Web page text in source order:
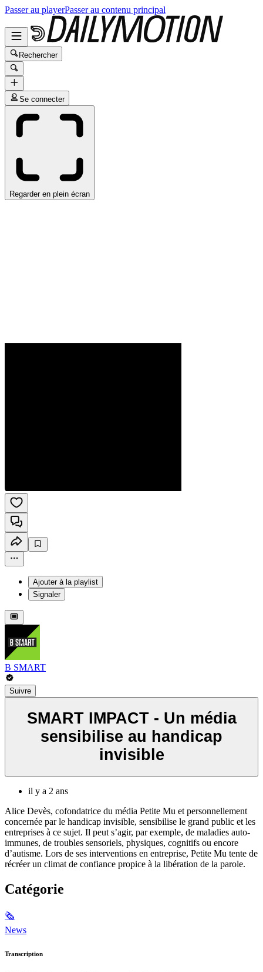
Passer au playerPasser au contenu principal
Rechercher
Se connecter
Regarder en plein écran
Ajouter à la playlist
Signaler
B SMART
Suivre
SMART IMPACT - Un média
sensibilise au handicap
invisible
il y a 2 ans
Alice Devès, cofondatrice du média Petite Mu et personnellement
concernée par le handicap invisible, sensibilise le grand public et les
entreprises à ce sujet. Il peut s’agir, par exemple, de maladies auto-
immunes, de troubles sensoriels, physiques, cognitifs ou encore
d’autisme. Lors de ses interventions en entreprise, Petite Mu tente de
récréer un climat de confiance propice à la libération de la parole.
Catégorie
🗞
News
Transcription